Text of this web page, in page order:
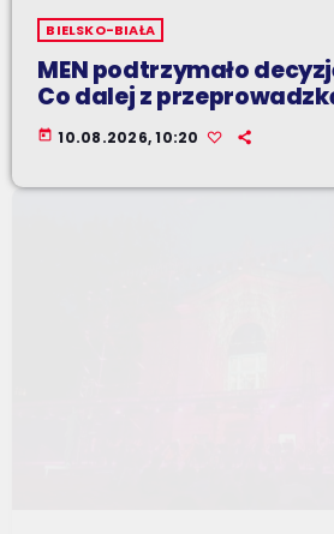
BIELSKO-BIAŁA
MEN podtrzymało
Co dalej z
today 10.08.2026, 10:20